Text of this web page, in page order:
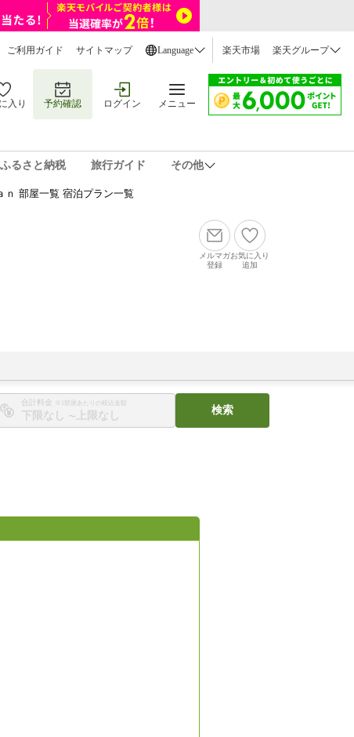
ご利用ガイド サイトマップ Language 楽天市場 楽天グループ
入り 予約確認 ログイン メニュー
ふるさと納税 旅行ガイド その他
部屋一覧 宿泊プラン一覧
メルマガ
登録
お気に入り
追加
合計料金 ※1部屋あたりの税込金額
〜
検索